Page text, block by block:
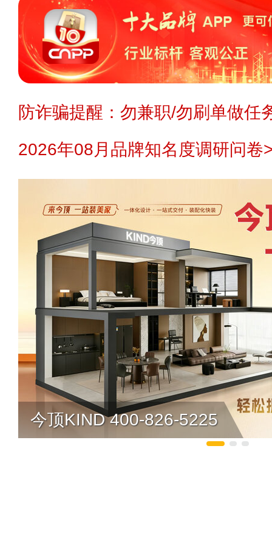
防诈骗提醒：勿兼职/勿刷单做任
2026年08月品牌知名度调研问卷
今顶KIND 400-826-5225